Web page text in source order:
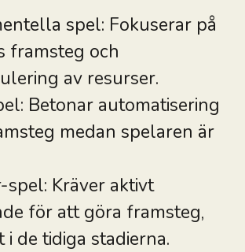
spel: Fokuserar på
framsteg och
av resurser.
Betonar automatisering
medan spelaren är
spel: Kräver aktivt
för att göra framsteg,
i de tidiga stadierna.